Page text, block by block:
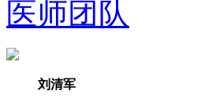
医师团队
刘清军